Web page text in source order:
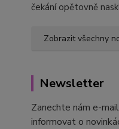
čekání opětovně
Zobrazit všechny
Newsletter
Zanechte nám e-
informovat o